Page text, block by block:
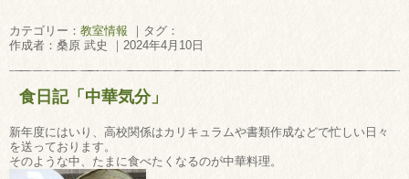
カテゴリー： 教室情報 ｜タグ：
作成者：桑原 武史 ｜2024年4月10日
食日記「中華気分」
新年度にはいり、高校関係はカリキュラムや書類作成などで忙しい日々
を送っております。
そのような中、たまに食べたくなるのが中華料理。